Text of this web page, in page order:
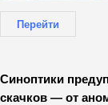
Перейти
Синоптики
скачков — от